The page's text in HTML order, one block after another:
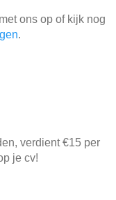
ons op of kijk nog
.
verdient €15 per
je cv!